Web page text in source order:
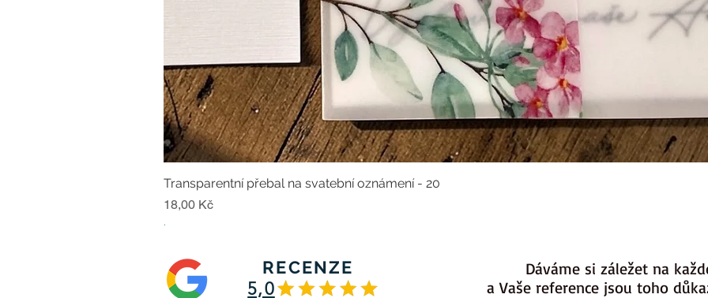
Transparentní přebal na svatební oznámení - 20
Cena
18,00 Kč
.
RECENZE
5,0
Dáváme si záležet na
a Vaše reference jsou toho